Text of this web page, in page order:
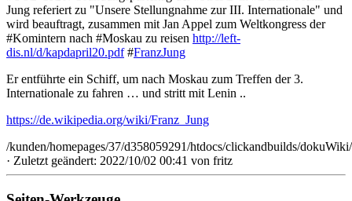
Jung referiert zu "Unsere Stellungnahme zur III. Internationale" und
wird beauftragt, zusammen mit Jan Appel zum Weltkongress der
#Komintern nach #Moskau zu reisen http://left-
dis.nl/d/kapdapril20.pdf#FranzJung
Er entführte ein Schiff, um nach Moskau zum Treffen der 3.
Internationale zu fahren … und stritt mit Lenin ..
https://de.wikipedia.org/wiki/Franz_Jung
/kunden/homepages/37/d358059291/htdocs/clickandbuilds/
· Zuletzt geändert: 2022/10/02 00:41 von fritz